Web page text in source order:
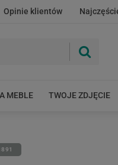
Opinie klientów
MEBLE TWOJE ZDJĘCIE